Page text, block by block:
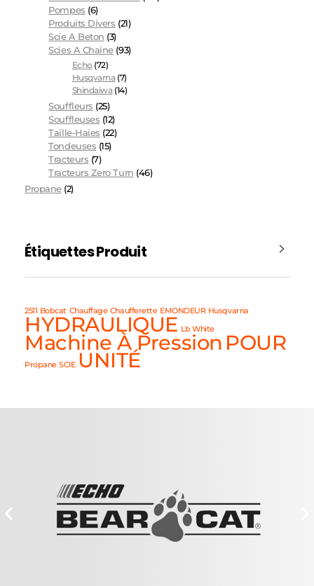
Pompes (6)
Produits Divers (21)
Scie A Beton (3)
Scies A Chaine (93)
Echo (72)
Husqvarna (7)
Shindaiwa (14)
Souffleurs (25)
Souffleuses (12)
Taille-Haies (22)
Tondeuses (15)
Tracteurs (7)
Tracteurs Zero Turn (46)
Propane (2)
Étiquettes Produit
2511 Bobcat Chauffage Chaufferette EMONDEUR Husqvarna
HYDRAULIQUE Lb White
Machine À Pression POUR
Propane SCIE UNITÉ